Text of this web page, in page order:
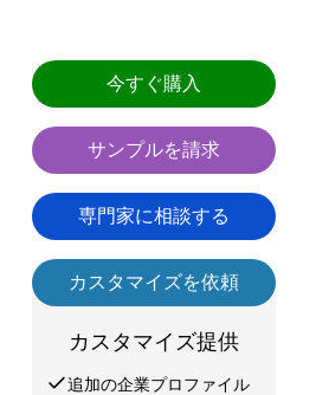
今すぐ購入
サンプルを請求
専門家に相談する
カスタマイズを依頼
カスタマイズ提供
追加の企業プロファイル